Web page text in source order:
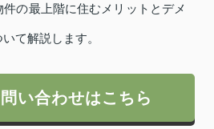
の最上階に住むメリットとデメ
て解説します。
い合わせはこちら